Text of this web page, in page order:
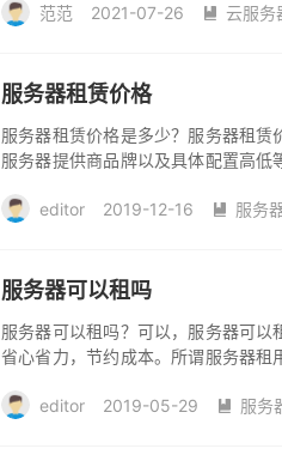
范范
2021-07-26  云服务
服务器租赁价格
服务器租赁价格是多少？服务器租赁
服务器提供商品牌以及具体配置高低
editor
2019-12-16  服务
服务器可以租吗
服务器可以租吗？可以，服务器可
省心省力，节约成本。所谓服务器租
editor
2019-05-29  服务